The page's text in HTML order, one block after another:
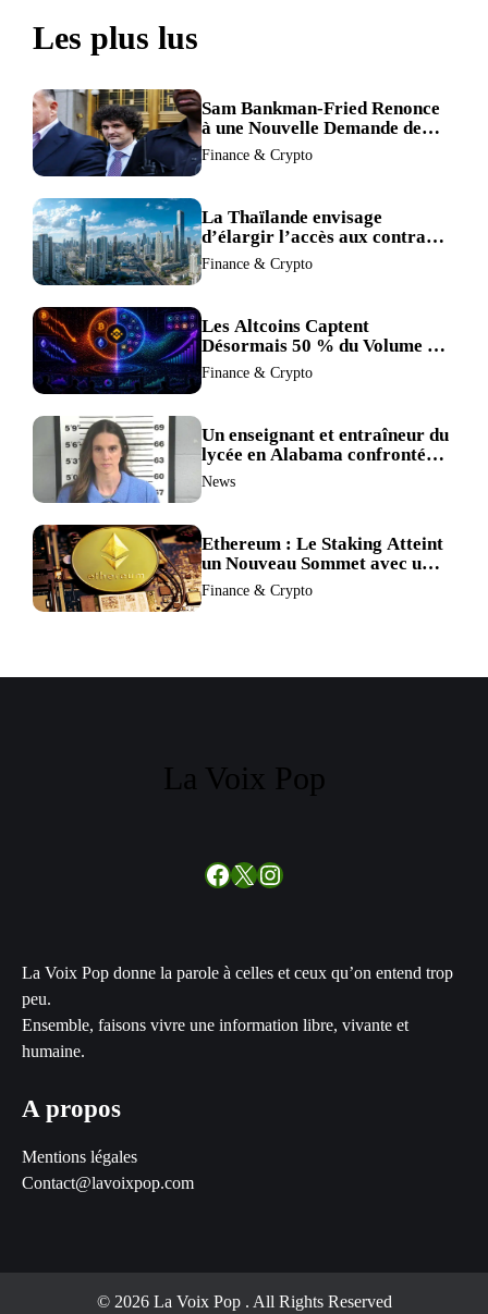
Les plus lus
Sam Bankman-Fried Renonce
à une Nouvelle Demande de
Procès, Intensifiant la
Pression pour la Récusation
Finance & Crypto
La Thaïlande envisage
d’élargir l’accès aux contrats
à terme crypto dans une
refonte de sa réglementation.
Finance & Crypto
Les Altcoins Captent
Désormais 50 % du Volume de
Trading de Binance : La
Liquidité S’éclipse au Profit de
Finance & Crypto
Un enseignant et entraîneur du
lycée en Alabama confronté
au divorce après avoir été
News
Ethereum : Le Staking Atteint
un Nouveau Sommet avec un
Verrouillage Accru des ETH
Finance & Crypto
La Voix Pop
Facebook
X Instagram
La Voix Pop donne la parole à celles et ceux qu’on entend trop
peu.
Ensemble, faisons vivre une information libre, vivante et
humaine.
A propos
Mentions légales
Contact@lavoixpop.com
© 2026 La Voix Pop . All Rights Reserved